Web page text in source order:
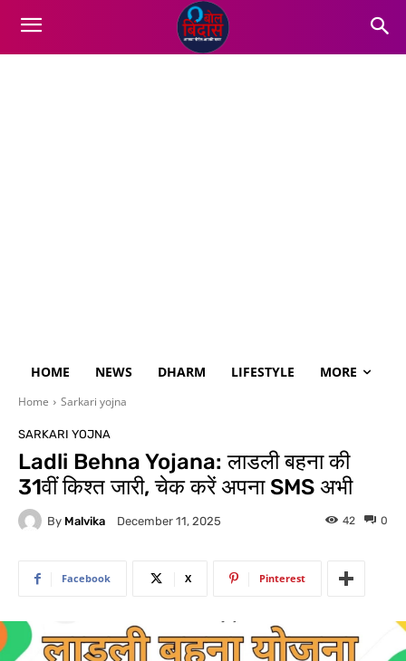
HOME NEWS DHARM LIFESTYLE MORE
Home Sarkari yojna
SARKARI YOJNA
Ladli Behna Yojana: लाडली बहना की
31वीं किश्त जारी, चेक करें अपना SMS अभी
By Malvika December 11, 2025 0
42
Facebook X Pinterest